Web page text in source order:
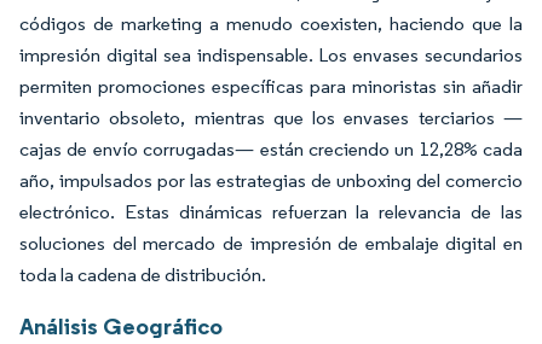
códigos de marketing a menudo coexisten, haciendo que la
impresión digital sea indispensable. Los envases secundarios
permiten promociones específicas para minoristas sin añadir
inventario obsoleto, mientras que los envases terciarios —
cajas de envío corrugadas— están creciendo un 12,28% cada
año, impulsados por las estrategias de unboxing del comercio
electrónico. Estas dinámicas refuerzan la relevancia de las
soluciones del mercado de impresión de embalaje digital en
toda la cadena de distribución.
Análisis Geográfico